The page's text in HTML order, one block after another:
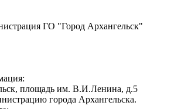
ГО "Город Архангельск"
площадь им. В.И.Ленина, д.5
города Архангельска.